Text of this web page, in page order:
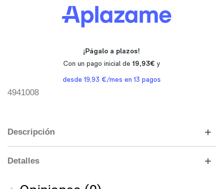
4941008
Descripción
Detalles